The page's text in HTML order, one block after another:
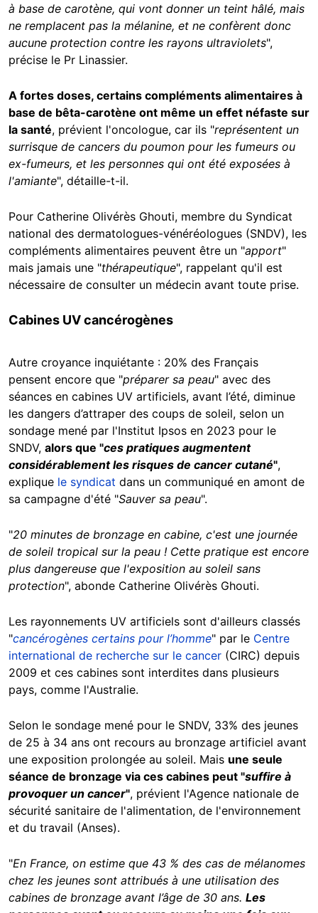
à base de carotène, qui vont donner un teint hâlé, mais
ne remplacent pas la mélanine, et ne confèrent donc
aucune protection contre les rayons ultraviolets",
précise le Pr Linassier.
A fortes doses, certains compléments alimentaires à
base de bêta-carotène ont même un effet néfaste sur
la santé, prévient l'oncologue, car ils "représentent un
surrisque de cancers du poumon pour les fumeurs ou
ex-fumeurs, et les personnes qui ont été exposées à
l'amiante", détaille-t-il.
Pour Catherine Olivérès Ghouti, membre du Syndicat
national des dermatologues-vénéréologues (SNDV), les
compléments alimentaires peuvent être un "apport"
mais jamais une "thérapeutique", rappelant qu'il est
nécessaire de consulter un médecin avant toute prise.
Cabines UV cancérogènes
Autre croyance inquiétante : 20% des Français
pensent encore que "préparer sa peau" avec des
séances en cabines UV artificiels, avant l’été, diminue
les dangers d’attraper des coups de soleil, selon un
sondage mené par l'Institut Ipsos en 2023 pour le
SNDV, alors que "ces pratiques augmentent
considérablement les risques de cancer cutané",
explique le syndicat dans un communiqué en amont de
sa campagne d'été "Sauver sa peau".
"20 minutes de bronzage en cabine, c'est une journée
de soleil tropical sur la peau ! Cette pratique est encore
plus dangereuse que l'exposition au soleil sans
protection", abonde Catherine Olivérès Ghouti.
Les rayonnements UV artificiels sont d'ailleurs classés
"cancérogènes certains pour l’homme" par le Centre
international de recherche sur le cancer (CIRC) depuis
2009 et ces cabines sont interdites dans plusieurs
pays, comme l'Australie.
Selon le sondage mené pour le SNDV, 33% des jeunes
de 25 à 34 ans ont recours au bronzage artificiel avant
une exposition prolongée au soleil. Mais une seule
séance de bronzage via ces cabines peut "suffire à
provoquer un cancer", prévient l'Agence nationale de
sécurité sanitaire de l'alimentation, de l'environnement
et du travail (Anses).
"En France, on estime que 43 % des cas de mélanomes
chez les jeunes sont attribués à une utilisation des
cabines de bronzage avant l’âge de 30 ans. Les